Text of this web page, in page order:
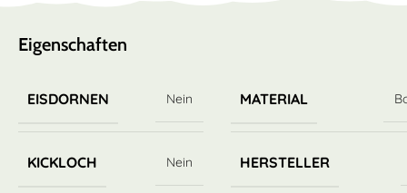
Eigenschaften
EISDORNEN Nein MATERIAL
KICKLOCH Nein HERSTELLER